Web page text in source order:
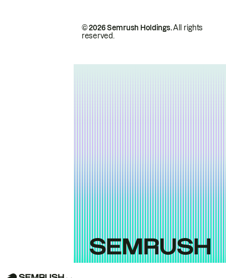
© 2026 Semrush Holdings.All rights
reserved.